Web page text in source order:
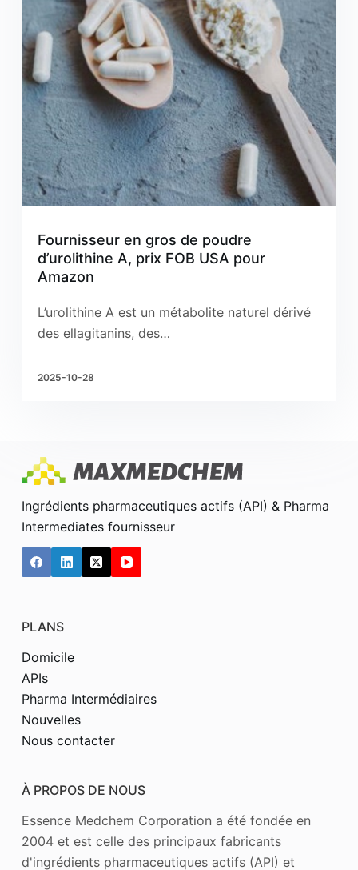
Fournisseur en gros de poudre
d’urolithine A, prix FOB USA pour
Amazon
L’urolithine A est un métabolite naturel dérivé
des ellagitanins, des…
2025-10-28
Ingrédients pharmaceutiques actifs (API) & Pharma
Intermediates fournisseur
PLANS
Domicile
APIs
Pharma Intermédiaires
Nouvelles
Nous contacter
À PROPOS DE NOUS
Essence Medchem Corporation a été fondée en
2004 et est celle des principaux fabricants
d'ingrédients pharmaceutiques actifs (API) et